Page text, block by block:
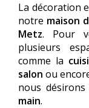
La décoration
notre maison
Metz. Pour
plusieurs
comme la
salonou
nous
main.